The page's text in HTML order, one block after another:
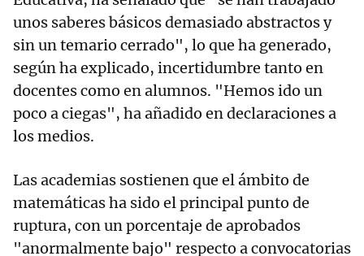
unos saberes básicos demasiado abstractos y
sin un temario cerrado", lo que ha generado,
según ha explicado, incertidumbre tanto en
docentes como en alumnos. "Hemos ido un
poco a ciegas", ha añadido en declaraciones a
los medios.
Las academias sostienen que el ámbito de
matemáticas ha sido el principal punto de
ruptura, con un porcentaje de aprobados
"anormalmente bajo" respecto a convocatorias